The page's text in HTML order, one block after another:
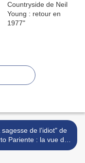
sagesse de l’idiot" de
Pariente : la vue du
sang… >